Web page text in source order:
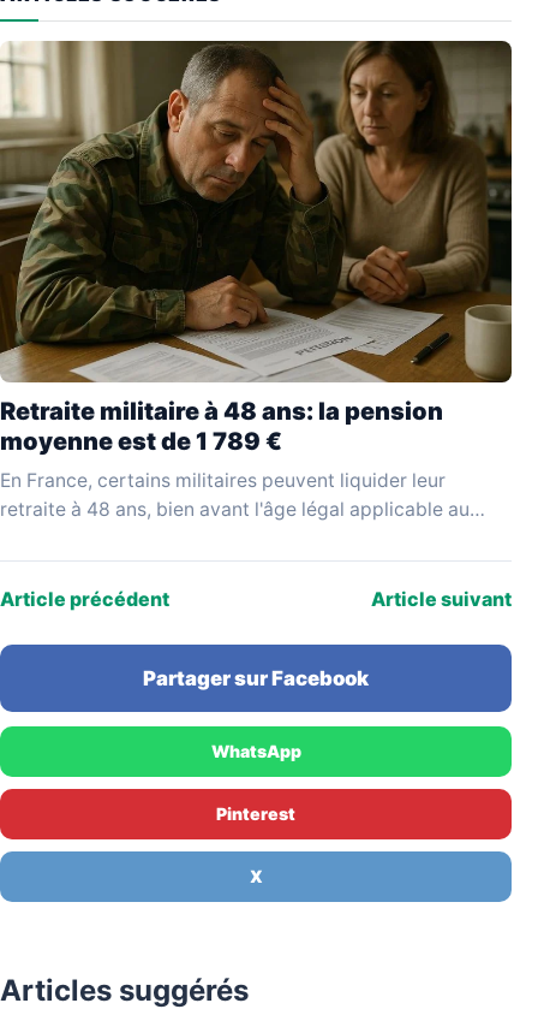
Retraite militaire à 48 ans: la pension
moyenne est de 1 789 €
En France, certains militaires peuvent liquider leur
retraite à 48 ans, bien avant l'âge légal applicable au
Article précédent Article suivant
Partager sur Facebook
WhatsApp
Pinterest
X
Articles suggérés